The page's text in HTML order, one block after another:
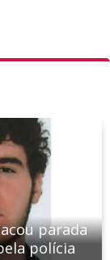
parada
polícia